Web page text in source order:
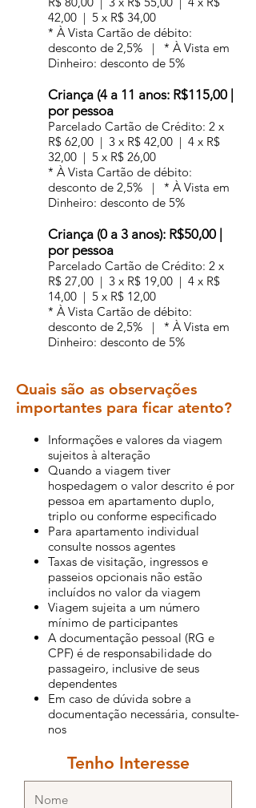
42,00 | 5 x R$ 34,00
* À Vista Cartão de débito:
desconto de 2,5% | * À Vista em
Dinheiro: desconto de 5%
Criança (4 a 11 anos: R$115,00 |
por pessoa
Parcelado Cartão de Crédito: 2 x
R$ 62,00 | 3 x R$ 42,00 | 4 x R$
32,00 | 5 x R$ 26,00
* À Vista Cartão de débito:
desconto de 2,5% | * À Vista em
Dinheiro: desconto de 5%
Criança (0 a 3 anos): R$50,00 |
por pessoa
Parcelado Cartão de Crédito: 2 x
R$ 27,00 | 3 x R$ 19,00 | 4 x R$
14,00 | 5 x R$ 12,00
* À Vista Cartão de débito:
desconto de 2,5% | * À Vista em
Dinheiro: desconto de 5%
Quais são as observações
importantes para ficar atento?
Informações e valores da viagem
sujeitos à alteração
Quando a viagem tiver
hospedagem o valor descrito é por
pessoa em apartamento duplo,
triplo ou conforme especificado
Para apartamento individual
consulte nossos agentes
Taxas de visitação, ingressos e
passeios opcionais não estão
incluídos no valor da viagem
Viagem sujeita a um número
mínimo de participantes
A documentação pessoal (RG e
CPF) é de responsabilidade do
passageiro, inclusive de seus
dependentes
Em caso de dúvida sobre a
documentação necessária, consulte-
nos
Tenho Interesse